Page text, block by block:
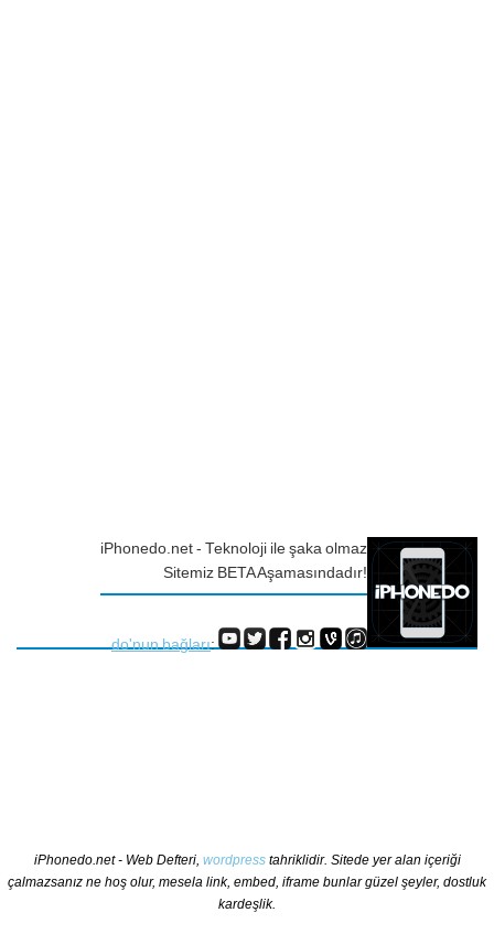
iPhonedo.net - Teknoloji ile şaka olmaz
Sitemiz BETA Aşamasındadır!
do'nun bağları:
iPhonedo.net - Web Defteri, wordpresstahriklidir. Sitede yer alan içeriği
çalmazsanız ne hoş olur, mesela link, embed, iframe bunlar güzel şeyler, dostluk
kardeşlik.